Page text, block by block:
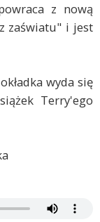
z nową
zaświatu" i jest
wyda się
Terry'ego